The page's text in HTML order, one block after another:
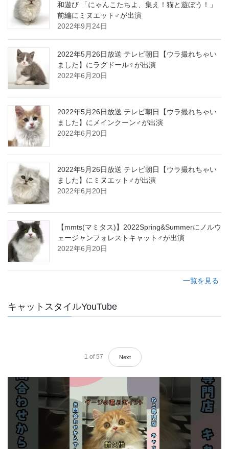
和遊び 「にゃんこたちよ、集え！猫と遊ぼう！」
前編にミヌエット♂が出演
2022年9月24日
2022年5月26日放送 テレビ朝日【ウラ撮れちゃい
ました】にラグドール♀が出演
2022年6月20日
2022年5月26日放送 テレビ朝日【ウラ撮れちゃい
ました】にメインクーン♂が出演
2022年6月20日
2022年5月26日放送 テレビ朝日【ウラ撮れちゃい
ました】にミヌエット♂が出演
2022年6月20日
【mmts(マミタス)】2022Spring&Summerにノルウ
ェージャンフォレストキャット♂が出演
2022年6月20日
一覧を見る
キャットスタイルYouTube
1 of 57 Next